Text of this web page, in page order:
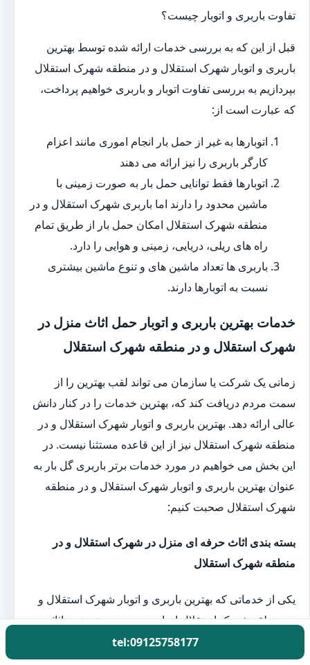
تفاوت باربری و اتوبار چیست؟
قبل از این که به بررسی خدمات ارائه شده توسط بهترین
باربری و اتوبار شهرک استقلال و در منطقه شهرک استقلال
بپردازیم به بررسی تفاوت اتوبار و باربری خواهیم پرداخت،
که عبارت است از:
اتوبارها به غیر از حمل بار انجام اموری مانند اعزام
کارگر باربری را نیز ارائه می دهند
اتوبارها فقط توانایی حمل بار به صورت زمینی با
ماشین محدود را دارند اما باربری شهرک استقلال و در
منطقه شهرک استقلال امکان حمل بار از طریق تمام
راه های ریلی، دریایی، زمینی و هوایی را دارد.
باربری ها تعداد ماشین های و تنوع ماشین بیشتری
نسبت به اتوبارها دارند.
خدمات بهترین باربری و اتوبار حمل اثاث منزل در
شهرک استقلال و در منطقه شهرک استقلال
زمانی یک شرکت یا سازمان می تواند لقب بهترین را از
سمت مردم دریافت کند که، بهترین خدمات را در کنار دانش
عالی ارائه دهد. بهترین باربری و اتوبار شهرک استقلال و در
منطقه شهرک استقلال نیز از این قاعده مستثنا نیست. در
این بخش می خواهیم در مورد خدمات برتر باربری گل بار به
عنوان بهترین باربری و اتوبار شهرک استقلال و در منطقه
شهرک استقلال صحبت کنیم:
بسته بندی اثاث حرفه ای منزل در شهرک استقلال و در
منطقه شهرک استقلال
یکی از خدماتی که بهترین باربری و اتوبار شهرک استقلال و
در منطقه شهرک استقلال انجام می دهد، بسته بندی اثاثیه
منزل است. باربری ها و اتوبارهای شهرک استقلال و در
منطقه شهرک استقلال با در اختیار داشتن نیروی متخصص
tel:09125758177